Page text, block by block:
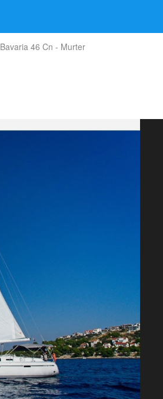
Bavaria 46 Cn - Murter